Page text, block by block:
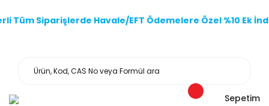
Tüm Siparişlerde Havale/EFT Ödemelere Özel %10 Ek
Sepetim